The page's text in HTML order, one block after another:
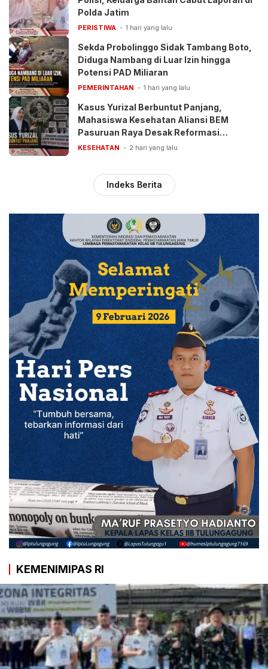
Polda Jatim
PERISTIWA 1 hari yang lalu
Sekda Probolinggo Sidak Tambang Boto,
Diduga Nambang di Luar Izin hingga
Potensi PAD Miliaran
PEMERINTAHAN 1 hari yang lalu
Kasus Yurizal Berbuntut Panjang,
Mahasiswa Kesehatan Aliansi BEM
Pasuruan Raya Desak Reformasi
Pelayanan BPJS
KESEHATAN 2 hari yang lalu
Indeks Berita
KEMENIMIPAS RI